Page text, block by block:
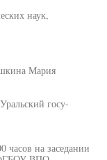
наук,
Мария
госу-
часов на заседании